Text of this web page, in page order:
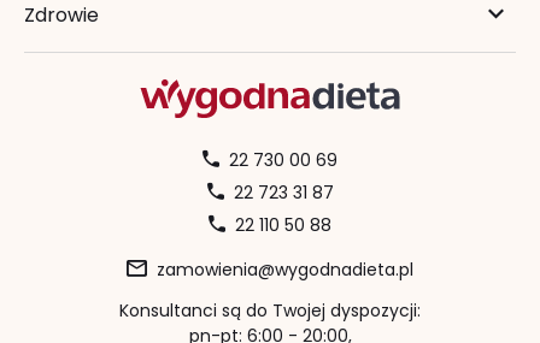
Zdrowie
22 730 00 69
22 723 31 87
22 110 50 88
zamowienia@wygodnadieta.pl
Konsultanci są do Twojej dyspozycji:
pn-pt: 6:00 - 20:00,